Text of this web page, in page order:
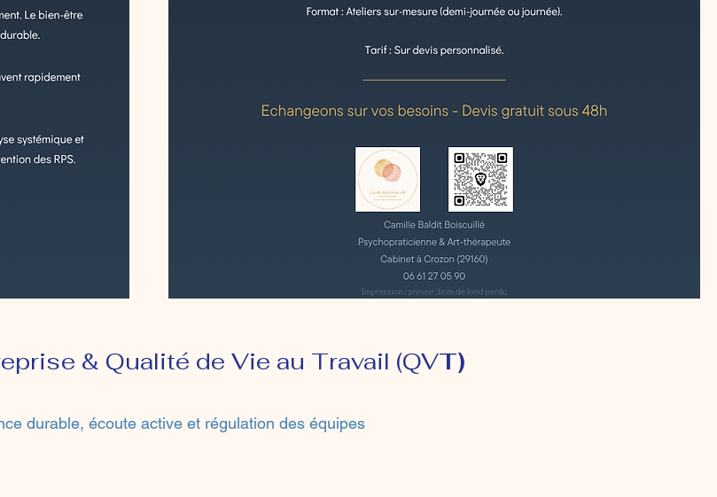
& Qualité de Vie au Travail (QVT)
durable, écoute active et régulation des équipes